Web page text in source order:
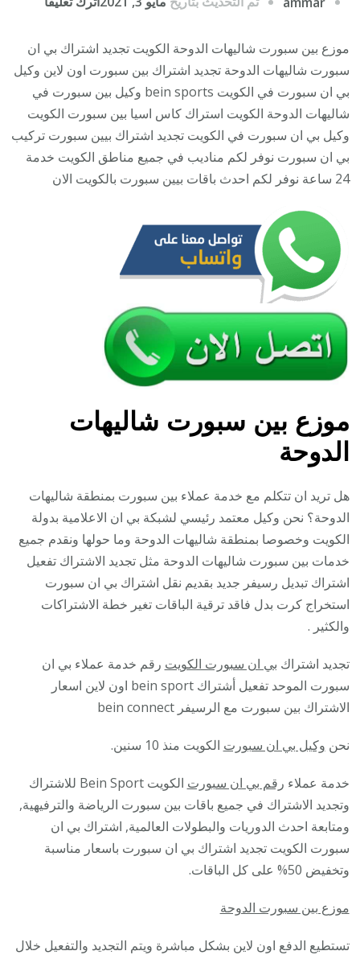
بين
سبورت
شاليهات
الدوحة
/
موزع بين سبورت شاليهات الدوحة الكويت تجديد اشتراك بي ان
سبورت شاليهات الدوحة تجديد اشتراك بين سبورت اون لاين وكيل
بي ان سبورت في الكويت bein sports وكيل بين سبورت في
شاليهات الدوحة الكويت استراك كاس اسيا بين سبورت الكويت
وكيل بي ان سبورت في الكويت تجديد اشتراك بيين سبورت تركيب
بي ان سبورت نوفر لكم مناديب في جميع مناطق الكويت خدمة
24 ساعة نوفر لكم احدث باقات بيين سبورت بالكويت الان
موزع بين سبورت شاليهات
الدوحة
هل تريد ان تتكلم مع خدمة عملاء بين سبورت بمنطقة شاليهات
الدوحة؟ نحن وكيل معتمد رئيسي لشبكة بي ان الاعلامية بدولة
الكويت وخصوصا بمنطقة شاليهات الدوحة وما حولها ونقدم جميع
خدمات بين سبورت شاليهات الدوحة مثل تجديد الاشتراك تفعيل
اشتراك تبديل رسيفر جديد بقديم نقل اشتراك بي ان سبورت
استخراج كرت بدل فاقد ترقية الباقات تغير خطة الاشتراكات
والكثير .
تجديد اشتراك بي ان سبورت الكويت رقم خدمة عملاء بي ان
سبورت الموحد تفعيل أشتراك bein sport اون لاين اسعار
الاشتراك بين سبورت مع الرسيفر bein connect
نحن وكيل بي ان سبورت الكويت منذ 10 سنين.
خدمة عملاء رقم بي ان سبورت
الكويت Bein Sport للاشتراك
وتجديد الاشتراك في جميع باقات بين سبورت الرياضة والترفيهية,
ومتابعة احدث الدوريات والبطولات العالمية, اشتراك بي ان
سبورت الكويت تجديد اشتراك بي ان سبورت باسعار مناسبة
وتخفيض 50% على كل الباقات.
موزع بين سبورت الدوحة
تستطيع الدفع اون لاين بشكل مباشرة ويتم التجديد والتفعيل خلال